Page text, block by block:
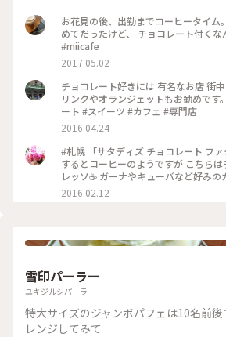
お花見の後、出勤までコーヒータイム
めてだったけど、 チョコレート付く
#miicafe
2017.05.02
チョコレート好きには 有名なお店 街
リンクやオランジェットもお勧めです
ート #スイーツ #カフェ #専門店
2016.04.24
#札幌 「サタディズ チョコレート フ
するとコーヒーのようですが こちら
レッソ☕️ ガーナやキューバなど好み
もらえる濃厚なチョコドリンク❤️ カカ
むごとに元気になる‼︎ バレンタインに
2016.02.12
雪印パーラー
ユキジルシパーラー
特大サイズのジャンボパフェは10名前後
レンジしてみて